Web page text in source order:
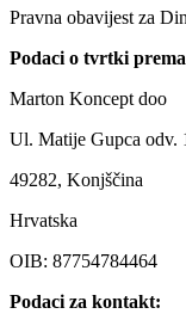
Pravna obavijest za
Podaci o tvrtki
Marton Koncept doo
Ul. Matije Gupca odv.
49282, Konjščina
Hrvatska
OIB: 87754784464
Podaci za kontakt: